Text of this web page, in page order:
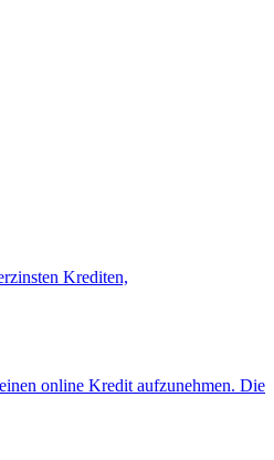
Krediten,
online Kredit aufzunehmen. Die